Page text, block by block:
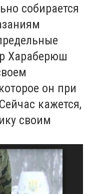
собирается
Хараберюш
он при
кажется,
своим